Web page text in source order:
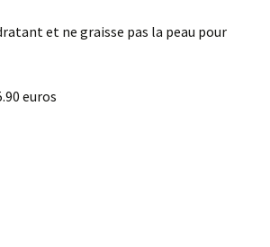
et ne graisse pas la peau pour
euros